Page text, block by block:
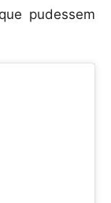
pudessem